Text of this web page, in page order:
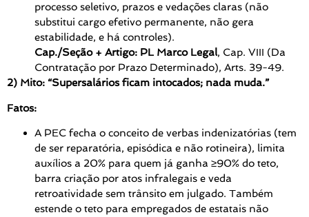
processo seletivo, prazos e vedações claras (não
substitui cargo efetivo permanente, não gera
estabilidade, e há controles).
Cap./Seção + Artigo: PL Marco Legal, Cap. VIII (Da
Contratação por Prazo Determinado), Arts. 39-49.
2) Mito: “Supersalários ficam intocados; nada muda.”
Fatos:
A PEC fecha o conceito de verbas indenizatórias (tem
de ser reparatória, episódica e não rotineira), limita
auxílios a 20% para quem já ganha ≥90% do teto,
barra criação por atos infralegais e veda
retroatividade sem trânsito em julgado. Também
estende o teto para empregados de estatais não